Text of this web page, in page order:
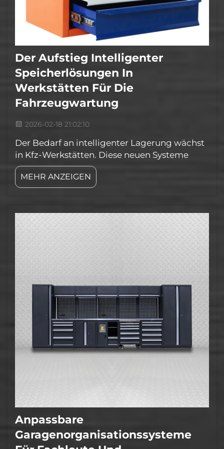
Der Aufstieg Intelligenter
Speicherlösungen In
Werkstätten Für Die
Fahrzeugwartung
2026-02-18 21:02:10
Der Bedarf an intelligenter Lagerung wächst
in Kfz-Werkstätten. Diese neuen Systeme
halten Werkzeuge und Ersatzteile ordentlich
sortiert und reduzieren so die Belastung für
Mechaniker während ihrer Arbeit. Als
hochwertiger Lösungen bietet Ihnen
Goldenline …
MEHR ANZEIGEN
Anpassbare
Garagenorganisationssysteme